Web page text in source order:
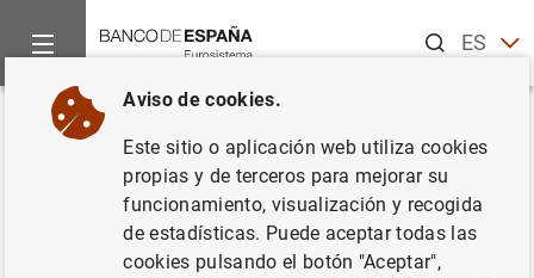
ESEN
Inicio Noticias y eventos
Volver
Estadísticas de los tipos de
interés aplicados por las IFM de
la zona del euro: mayo 2014
Aviso de cookies.
Este sitio o aplicación web utiliza cookies
propias y de terceros para mejorar su
funcionamiento, visualización y recogida
de estadísticas. Puede aceptar todas las
cookies pulsando el botón "Aceptar",